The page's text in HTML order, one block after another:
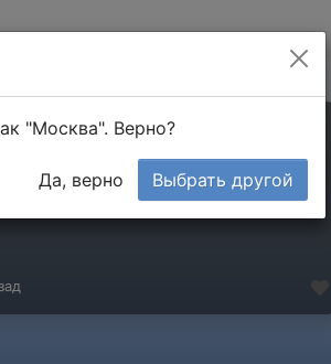
"Москва". Верно?
Да, верно Выбрать другой